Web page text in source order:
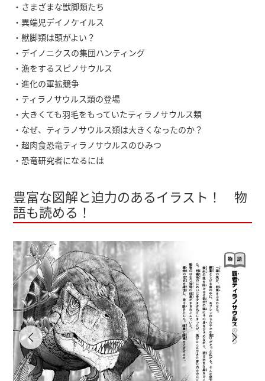
・さまざまな獣脚類たち
・異端児デイノケイルス
・獣脚類は頭がよい？
・デイノニクスの集団ハンティング
・漁をするスピノサウルス
・進化の軍拡競争
・ティラノサウルス類の登場
・大きくても羽毛をもっていたティラノサウルス類
・なぜ、ティラノサウルス類は大きくなったのか？
・超肉食恐竜ティラノサウルスのひみつ
・恐竜研究者になるには
豊富な図解と迫力のあるイラスト！ 物
語も読める！